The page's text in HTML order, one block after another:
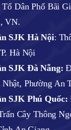
Dân Phố Bãi
VN.
SJK Hà Nội:
Hà Nội
SJK Đà Nẵng:
Phường An
SJK Phú Quốc:
Cây Thông